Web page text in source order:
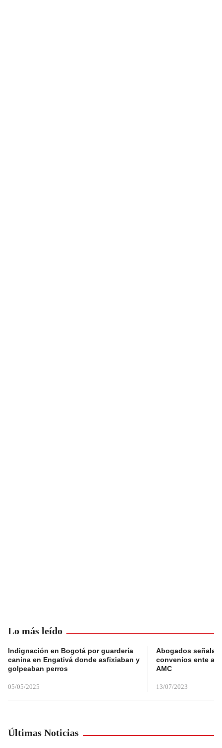
Lo más leído
Indignación en Bogotá por guardería
canina en Engativá donde asfixiaban y
golpeaban perros
05/05/2025
Abogados
convenios ente
AMC
13/07/2023
Últimas Noticias